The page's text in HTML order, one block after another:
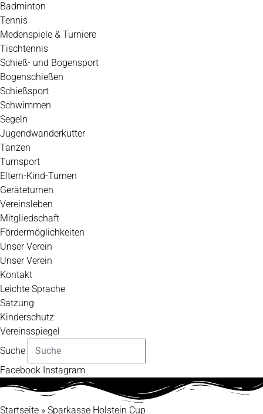
Badminton
Tennis
Medenspiele & Turniere
Tischtennis
Schieß- und Bogensport
Bogenschießen
Schießsport
Schwimmen
Segeln
Jugendwanderkutter
Tanzen
Turnsport
Eltern-Kind-Turnen
Geräteturnen
Vereinsleben
Mitgliedschaft
Fördermöglichkeiten
Unser Verein
Unser Verein
Kontakt
Leichte Sprache
Satzung
Kinderschutz
Vereinsspiegel
Suche
Facebook Instagram
Startseite » Sparkasse Holstein Cup